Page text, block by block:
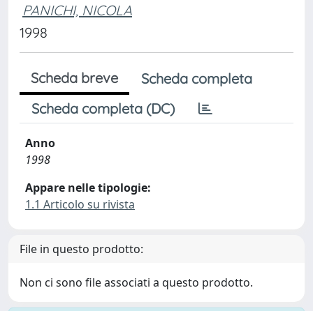
PANICHI, NICOLA
1998
Scheda breve
Scheda completa
Scheda completa (DC)
Anno
1998
Appare nelle tipologie:
1.1 Articolo su rivista
File in questo prodotto:
Non ci sono file associati a questo prodotto.